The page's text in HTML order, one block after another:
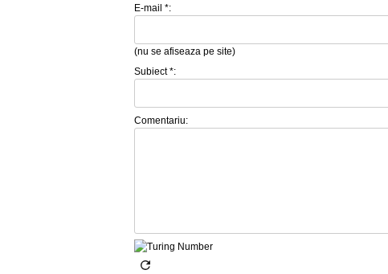
E-mail *:
(nu se afiseaza pe site)
Subiect *:
Comentariu: